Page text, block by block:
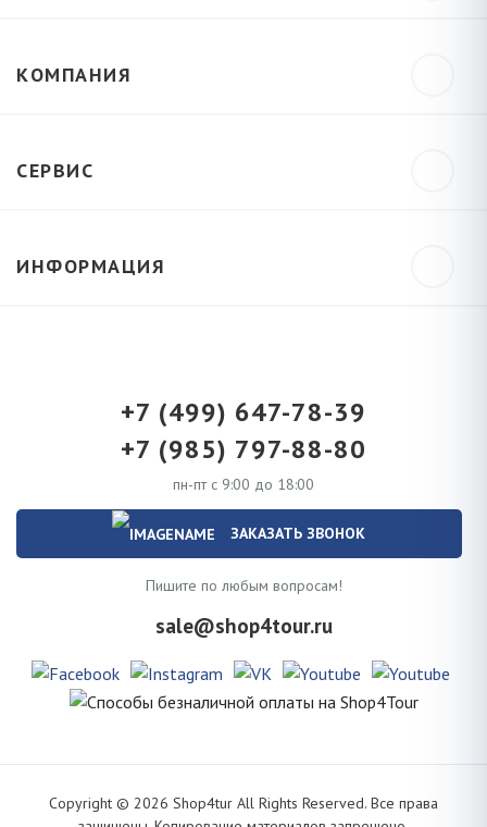
КОМПАНИЯ
СЕРВИС
ИНФОРМАЦИЯ
+7 (499) 647-78-39
+7 (985) 797-88-80
пн-пт с 9:00 до 18:00
ЗАКАЗАТЬ ЗВОНОК
Пишите по любым вопросам!
sale@shop4tour.ru
Copyright © 2026 Shop4tur All Rights Reserved. Все права